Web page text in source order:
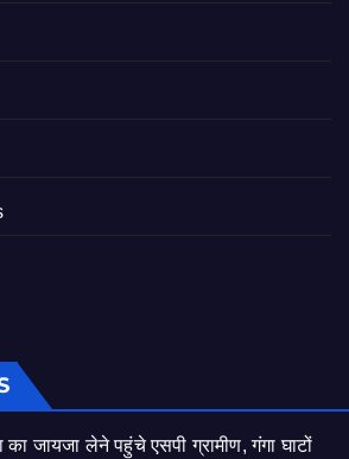
जायजा लेने पहुंचे एसपी ग्रामीण, गंगा घाटों